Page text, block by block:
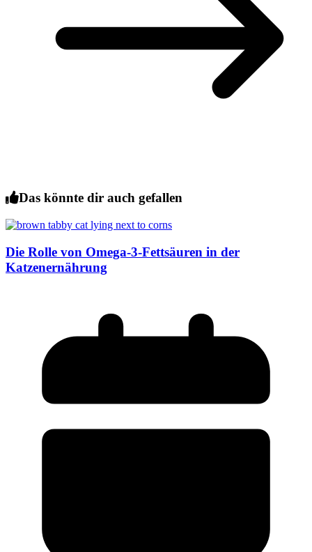
Das könnte dir auch gefallen
Die Rolle von Omega-3-Fettsäuren in der
Katzenernährung